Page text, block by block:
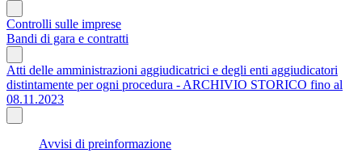
Controlli sulle imprese
Bandi di gara e contratti
Atti delle amministrazioni aggiudicatrici e degli enti aggiudicatori
distintamente per ogni procedura - ARCHIVIO STORICO fino al
08.11.2023
Avvisi di preinformazione